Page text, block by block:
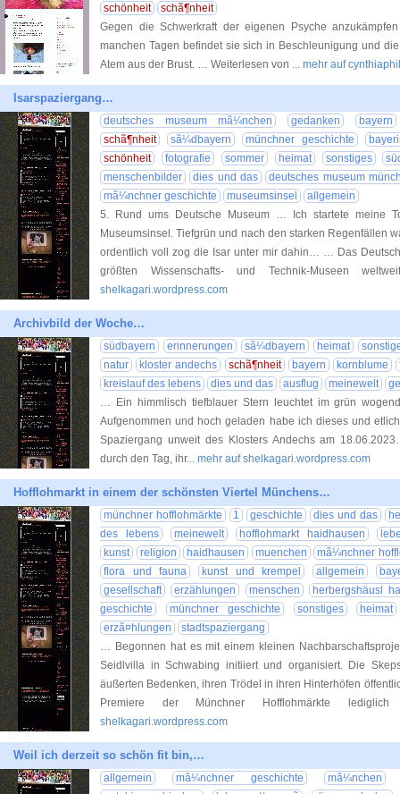
schönheit
schã¶nheit
Gegen die Schwerkraft der eigenen Psyche
manchen Tagen befindet sie sich in Beschleunigung und
Atem aus der Brust. … Weiterlesen von ... mehr auf
Isarspaziergang…
deutsches museum mã¼nchen gedanken
bayern
schã¶nheit
sã¼dbayern münchner geschichte
schönheit
fotografie sommer heimat sonstiges
menschenbilder
dies und das
deutsches museum
mã¼nchner geschichte
museumsinsel
allgemein
5. Rund ums Deutsche Museum … Ich startete meine
Museumsinsel. Tiefgrün und nach den starken Regenfällen
ordentlich voll zog die Isar unter mir dahin… … Das
größten Wissenschafts- und Technik-Museen
shelkagari.wordpress.com
Archivbild der Woche…
südbayern erinnerungen sã¼dbayern heimat
natur
kloster andechs schã¶nheit bayern kornblume
kreislauf des lebens
dies und das ausflug meinewelt
… Ein himmlisch tiefblauer Stern leuchtet im grün
Aufgenommen und hoch geladen habe ich dieses und
Spaziergang unweit des Klosters Andechs am
durch den Tag, ihr... mehr auf shelkagari.wordpress.com
Hofflohmarkt in einem der schönsten Viertel Münchens…
münchner hofflohmärkte 1 geschichte dies und das
des lebens
meinewelt hofflohmarkt haidhausen
kunst
religion haidhausen muenchen
mã¼nchner
flora und fauna
kunst und krempel allgemein
gesellschaft
erzählungen menschen
herbergshäusl
geschichte
münchner geschichte sonstiges
heimat
erzã¤hlungen
stadtspaziergang
… Begonnen hat es mit einem kleinen
Seidlvilla in Schwabing initiiert und organisiert. Die
äußerten Bedenken, ihren Trödel in ihren Hinterhöfen
Premiere der Münchner Hofflohmärkte
shelkagari.wordpress.com
Weil ich derzeit so schön fit bin,…
allgemein mã¼nchner geschichte
mã¼nchen